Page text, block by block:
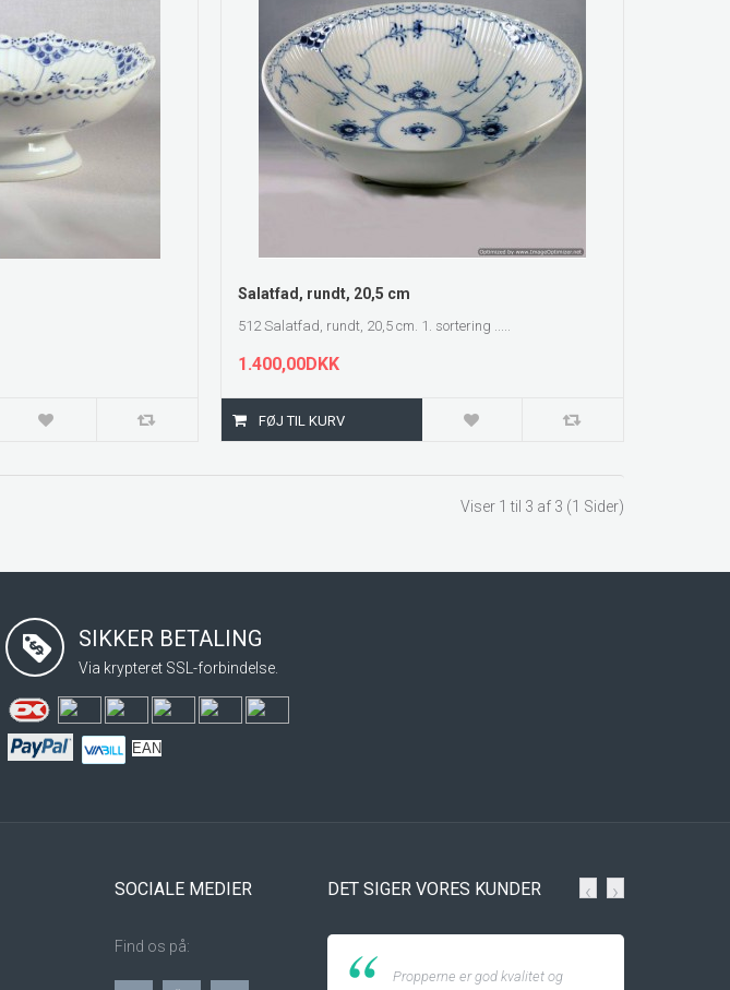
Salatfad, rundt, 20,5 cm
512 Salatfad, rundt, 20,5 cm. 1. sortering .....
1.400,00DKK
Viser 1 til 3 af 3 (1 Sider)
SIKKER BETALING
Via krypteret SSL-forbindelse.
EAN
SOCIALE MEDIER
Find os på:
DET SIGER VORES KUNDER
Propperne er god kvalitet og
‹ ›